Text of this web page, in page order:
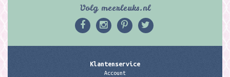
Volg meerleuks.nl
Klantenservice
Account